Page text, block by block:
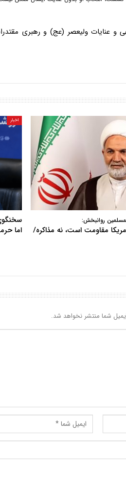
و عنایات ولیعصر (عج) و رهبری
روانبخش:
آمریکا مقاومت است، نه مذاکره/
اخبار
اما
شما منتشر نخواهد شد.